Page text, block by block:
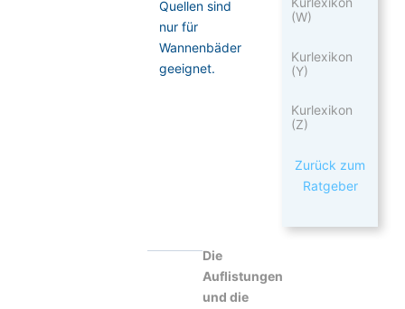
Quellen sind
nur für
Wannenbäder
geeignet.
(W)
Kurlexikon
(Y)
Kurlexikon
(Z)
Zurück zum
Ratgeber
Die
Auflistungen
und die